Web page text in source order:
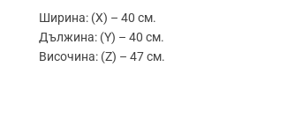
Ширина: (X) – 40 см.
Дължина: (Y) – 40 см.
Височина: (Z) – 47 см.